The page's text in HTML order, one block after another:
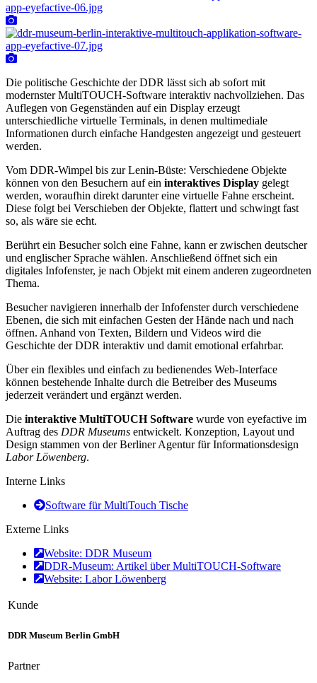
Die politische Geschichte der DDR lässt sich ab sofort mit
modernster MultiTOUCH-Software interaktiv nachvollziehen. Das
Auflegen von Gegenständen auf ein Display erzeugt
unterschiedliche virtuelle Terminals, in denen multimediale
Informationen durch einfache Handgesten angezeigt und gesteuert
werden.
Vom DDR-Wimpel bis zur Lenin-Büste: Verschiedene Objekte
können von den Besuchern auf ein interaktives Display gelegt
werden, woraufhin direkt darunter eine virtuelle Fahne erscheint.
Diese folgt bei Verschieben der Objekte, flattert und schwingt fast
so, als wäre sie echt.
Berührt ein Besucher solch eine Fahne, kann er zwischen deutscher
und englischer Sprache wählen. Anschließend öffnet sich ein
digitales Infofenster, je nach Objekt mit einem anderen zugeordneten
Thema.
Besucher navigieren innerhalb der Infofenster durch verschiedene
Ebenen, die sich mit einfachen Gesten der Hände nach und nach
öffnen. Anhand von Texten, Bildern und Videos wird die
Geschichte der DDR interaktiv und damit emotional erfahrbar.
Über ein flexibles und einfach zu bedienendes Web-Interface
können bestehende Inhalte durch die Betreiber des Museums
jederzeit verändert und ergänzt werden.
Die interaktive MultiTOUCH Software wurde von eyefactive im
Auftrag des DDR Museums entwickelt. Konzeption, Layout und
Design stammen von der Berliner Agentur für Informationsdesign
Labor Löwenberg.
Interne Links
Software für MultiTouch Tische
Externe Links
Website: DDR Museum
DDR-Museum: Artikel über MultiTOUCH-Software
Website: Labor Löwenberg
Kunde
DDR Museum Berlin GmbH
Partner